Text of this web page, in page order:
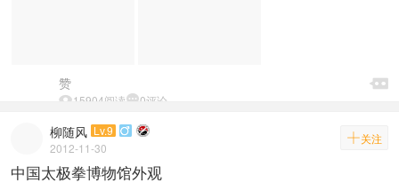


赞
15904阅读0评论
关注
柳随风 Lv.9 
2012-11-30
中国太极拳博物馆外观